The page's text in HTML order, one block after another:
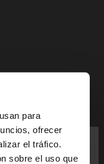
para
ofrecer
el tráfico.
sobre el uso que